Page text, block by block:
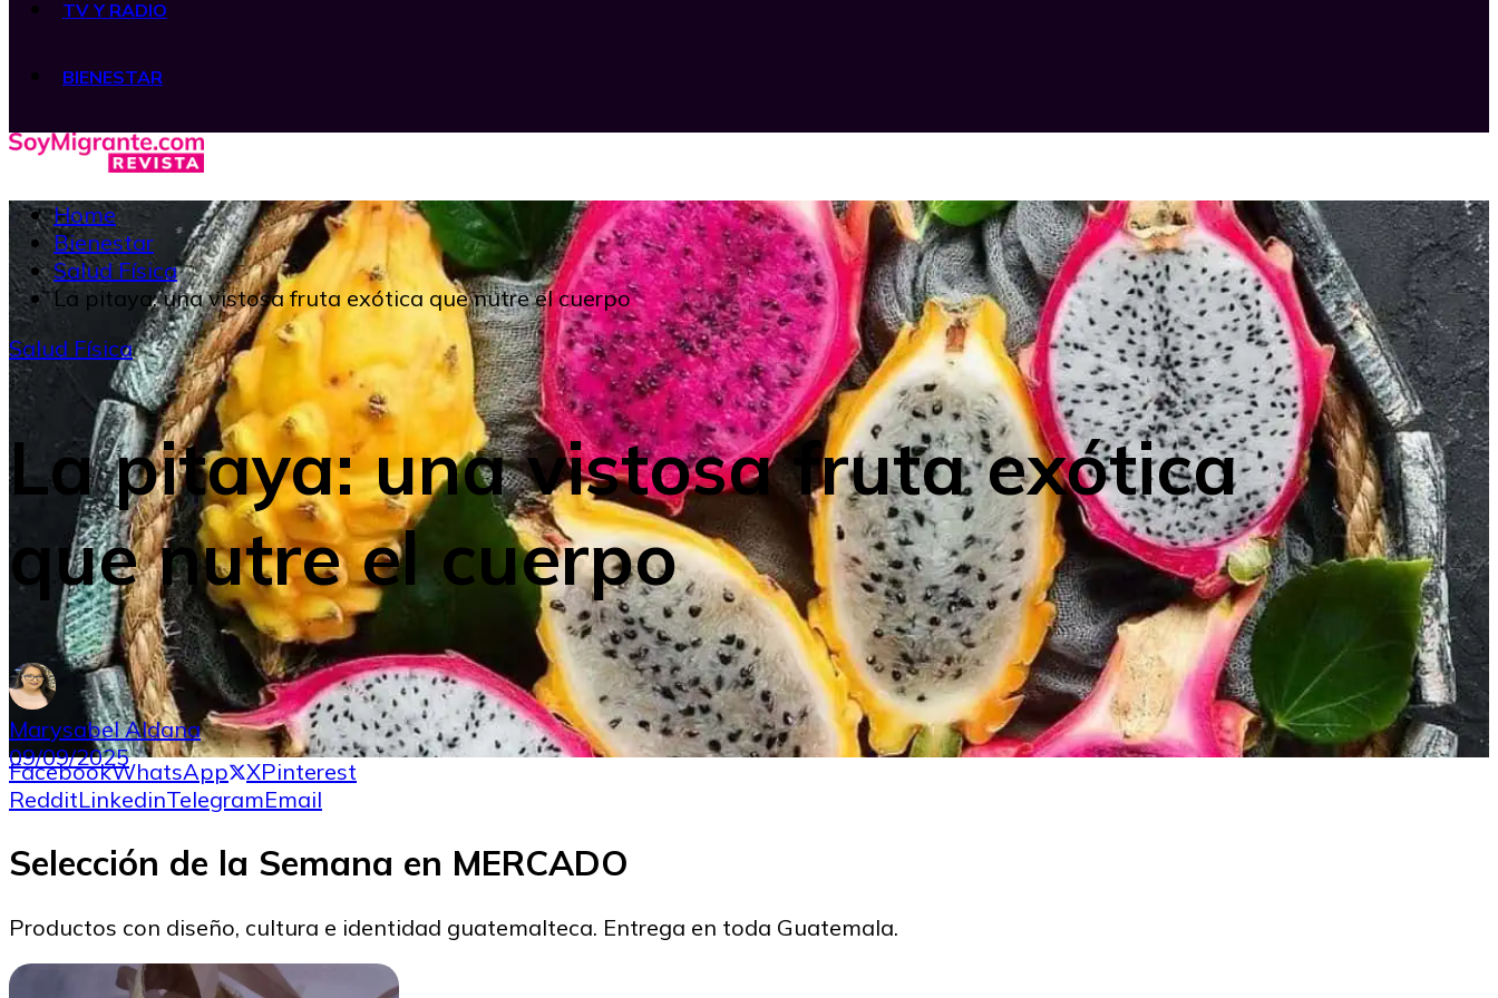
TV Y RADIO
BIENESTAR
Home
Bienestar
Salud Física
La pitaya: una vistosa fruta exótica que nutre el cuerpo
Salud Física
La pitaya: una vistosa fruta exótica
que nutre el cuerpo
Marysabel Aldana
09/09/2025
FacebookWhatsApp XPinterest
RedditLinkedinTelegramEmail
Selección de la Semana en MERCADO
Productos con diseño, cultura e identidad guatemalteca. Entrega en toda Guatemala.